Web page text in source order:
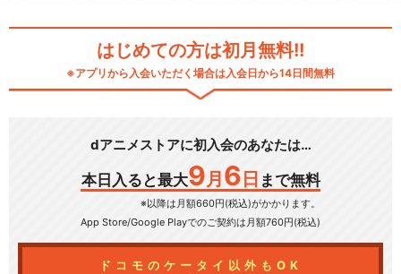
はじめての方は初月無料!!
※アプリから入会いただく場合は入会日から14日間無料
dアニメストアに初入会のあなたは…
本日入ると最大9 月 6 日 まで無料
※以降は月額660円(税込)がかかります。
App Store/Google Playでのご契約は月額760円(税込)
ドコモのケータイ以外もOK